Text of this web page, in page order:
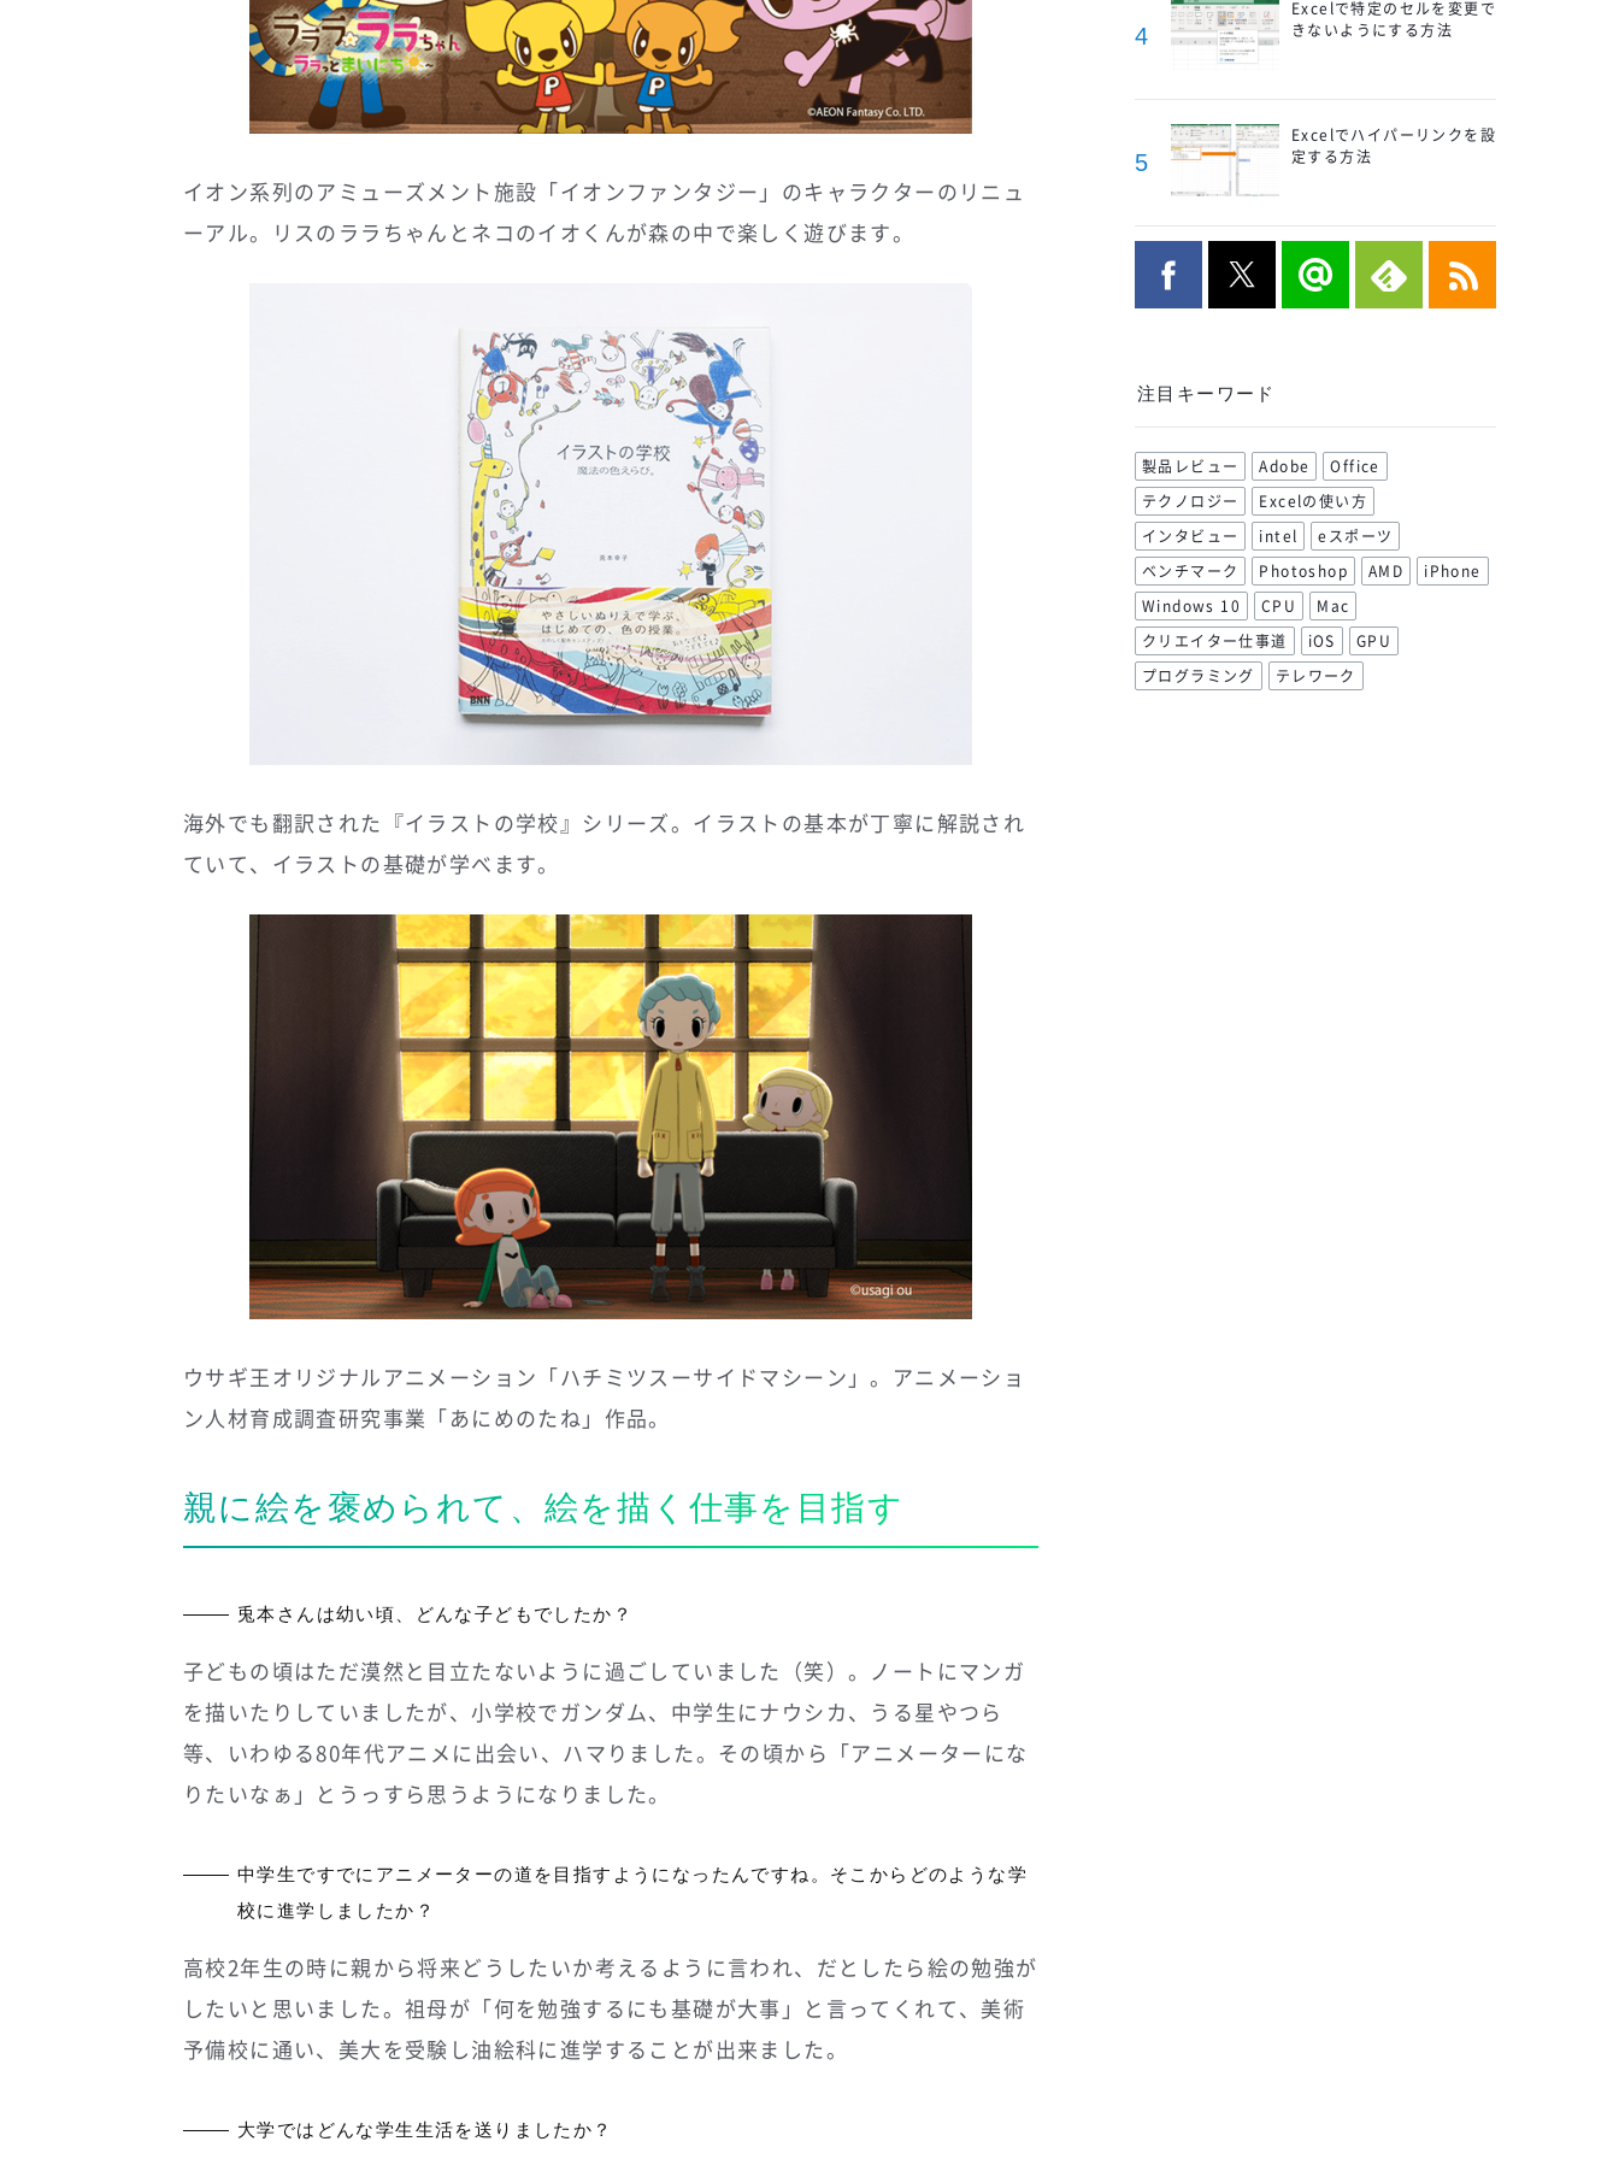
イオン系列のアミューズメント施設「イオンファンタジー」のキャラクターのリニュ
ーアル。リスのララちゃんとネコのイオくんが森の中で楽しく遊びます。
海外でも翻訳された『イラストの学校』シリーズ。イラストの基本が丁寧に解説され
ていて、イラストの基礎が学べます。
ウサギ王オリジナルアニメーション「ハチミツスーサイドマシーン」。アニメーショ
ン人材育成調査研究事業「あにめのたね」作品。
親に絵を褒められて、絵を描く仕事を目指す
兎本さんは幼い頃、どんな子どもでしたか？
子どもの頃はただ漠然と目立たないように過ごしていました（笑）。ノートにマンガ
を描いたりしていましたが、小学校でガンダム、中学生にナウシカ、うる星やつら
等、いわゆる80年代アニメに出会い、ハマりました。その頃から「アニメーターにな
りたいなぁ」とうっすら思うようになりました。
中学生ですでにアニメーターの道を目指すようになったんですね。そこからどのような学
校に進学しましたか？
高校2年生の時に親から将来どうしたいか考えるように言われ、だとしたら絵の勉強が
したいと思いました。祖母が「何を勉強するにも基礎が大事」と言ってくれて、美術
予備校に通い、美大を受験し油絵科に進学することが出来ました。
大学ではどんな学生生活を送りましたか？
4
Excelで特定のセルを変更で
きないようにする方法
5
Excelでハイパーリンクを設
定する方法
注目キーワード
製品レビュー Adobe
Office
テクノロジー
Excelの使い方
インタビュー
intel
eスポーツ
ベンチマーク
Photoshop AMD
iPhone
Windows 10
CPU
Mac
クリエイター仕事道
iOS
GPU
プログラミング
テレワーク